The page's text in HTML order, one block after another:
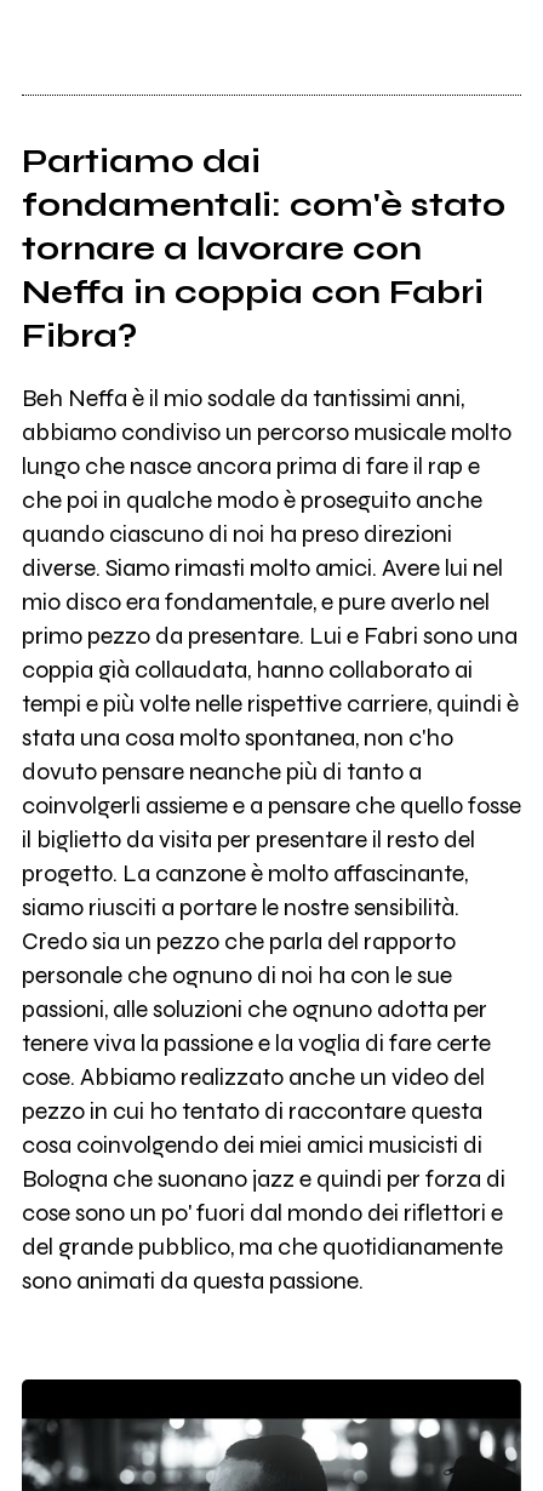
Partiamo dai
fondamentali: com'è stato
tornare a lavorare con
Neffa in coppia con Fabri
Fibra?
Beh Neffa è il mio sodale da tantissimi anni,
abbiamo condiviso un percorso musicale molto
lungo che nasce ancora prima di fare il rap e
che poi in qualche modo è proseguito anche
quando ciascuno di noi ha preso direzioni
diverse. Siamo rimasti molto amici. Avere lui nel
mio disco era fondamentale, e pure averlo nel
primo pezzo da presentare. Lui e Fabri sono una
coppia già collaudata, hanno collaborato ai
tempi e più volte nelle rispettive carriere, quindi è
stata una cosa molto spontanea, non c'ho
dovuto pensare neanche più di tanto a
coinvolgerli assieme e a pensare che quello fosse
il biglietto da visita per presentare il resto del
progetto. La canzone è molto affascinante,
siamo riusciti a portare le nostre sensibilità.
Credo sia un pezzo che parla del rapporto
personale che ognuno di noi ha con le sue
passioni, alle soluzioni che ognuno adotta per
tenere viva la passione e la voglia di fare certe
cose. Abbiamo realizzato anche un video del
pezzo in cui ho tentato di raccontare questa
cosa coinvolgendo dei miei amici musicisti di
Bologna che suonano jazz e quindi per forza di
cose sono un po' fuori dal mondo dei riflettori e
del grande pubblico, ma che quotidianamente
sono animati da questa passione.